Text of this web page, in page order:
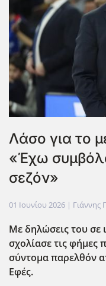
Λάσο για το
«Έχω
σεζόν»
01 Ιουνίου 2026 | Γιάννης
Με δηλώσεις του
σχολίασε τις φήμες
σύντομα παρελθόν
Εφές.